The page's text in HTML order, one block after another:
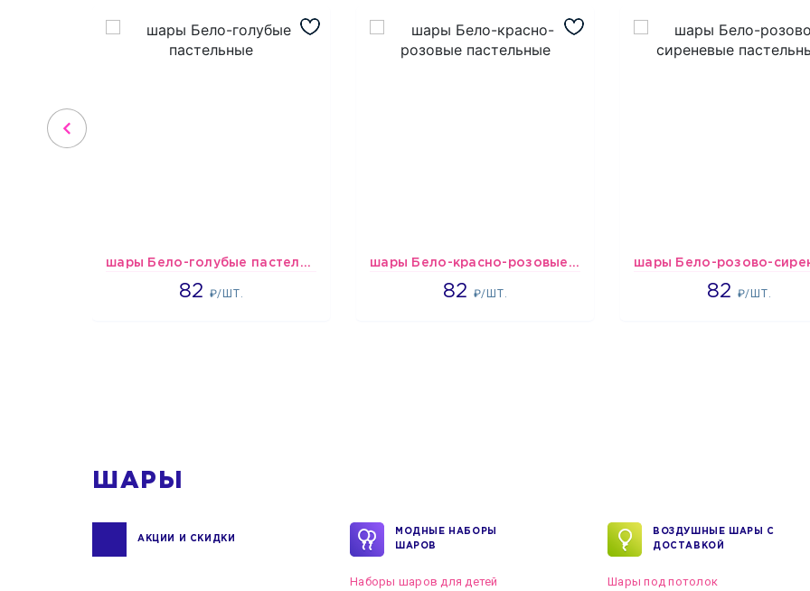
шары Бело-голубые пастельные
82 ₽/ШТ.
1637 шары Бело-красно-розовые пастельные
82 ₽/ШТ.
1637
82 ₽/ШТ.
1637
ШАРЫ
АКЦИИ И СКИДКИ
МОДНЫЕ НАБОРЫ
ШАРОВ
Наборы шаров для детей
ВОЗДУШНЫЕ ШАРЫ С
ДОСТАВКОЙ
Шары под потолок